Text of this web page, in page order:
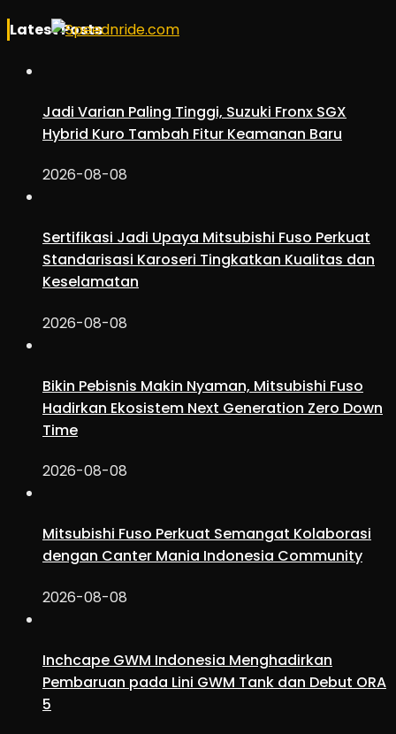
Latest Posts
Jadi Varian Paling Tinggi, Suzuki Fronx SGX
Hybrid Kuro Tambah Fitur Keamanan Baru
2026-08-08
Sertifikasi Jadi Upaya Mitsubishi Fuso Perkuat
Standarisasi Karoseri Tingkatkan Kualitas dan
Keselamatan
2026-08-08
Bikin Pebisnis Makin Nyaman, Mitsubishi Fuso
Hadirkan Ekosistem Next Generation Zero Down
Time
2026-08-08
Mitsubishi Fuso Perkuat Semangat Kolaborasi
dengan Canter Mania Indonesia Community
2026-08-08
Inchcape GWM Indonesia Menghadirkan
Pembaruan pada Lini GWM Tank dan Debut ORA
5